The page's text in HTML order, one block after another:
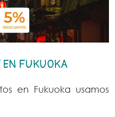
EN FUKUOKA
en Fukuoka usamos